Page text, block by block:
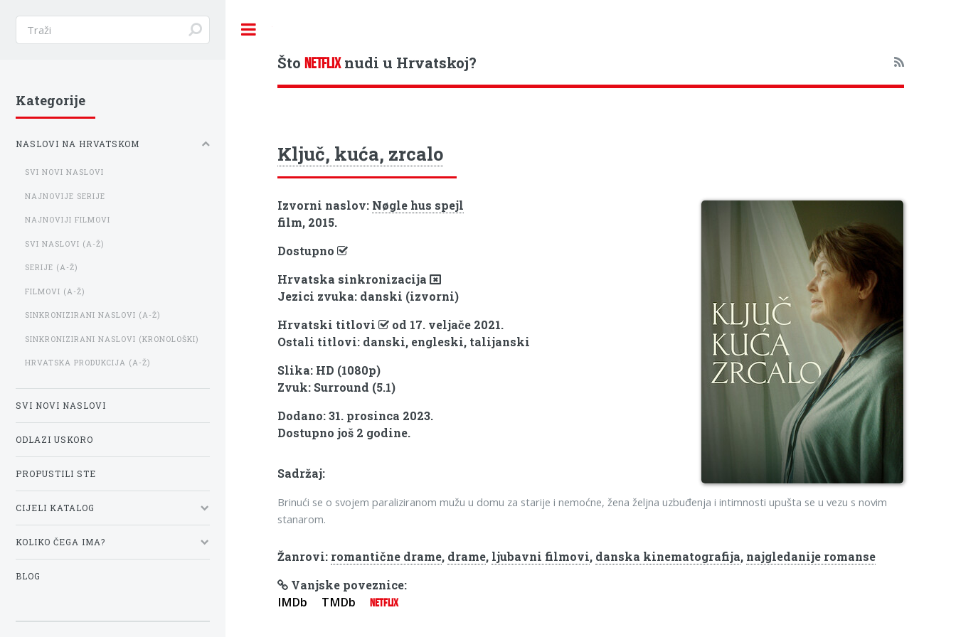
ŠtoNETFLIXnudi u Hrvatskoj?
Ključ, kuća, zrcalo
Izvorni naslov: Nøgle hus spejl
film, 2015.
Dostupno
Hrvatska sinkronizacija
Jezici zvuka: danski (izvorni)
Hrvatski titlovi
od 17. veljače 2021.
Ostali titlovi: danski, engleski, talijanski
Slika: HD (1080p)
Zvuk: Surround (5.1)
Dodano: 31. prosinca 2023.
Dostupno još 2 godine.
Sadržaj:
Brinući se o svojem paraliziranom mužu u domu za starije i nemoćne, žena željna uzbuđenja i intimnosti upušta se u vezu s novim
stanarom.
Žanrovi: romantične drame, drame, ljubavni filmovi, danska kinematografija, najgledanije romanse
Vanjske poveznice:
IMDb TMDb NETFLIX
Kategorije
NASLOVI NA HRVATSKOM
SVI NOVI NASLOVI
NAJNOVIJE SERIJE
NAJNOVIJI FILMOVI
SVI NASLOVI (A-Ž)
SERIJE (A-Ž)
FILMOVI (A-Ž)
SINKRONIZIRANI NASLOVI (A-Ž)
SINKRONIZIRANI NASLOVI (KRONOLOŠKI)
HRVATSKA PRODUKCIJA (A-Ž)
SVI NOVI NASLOVI
ODLAZI USKORO
PROPUSTILI STE
CIJELI KATALOG
KOLIKO ČEGA IMA?
BLOG
Toggle